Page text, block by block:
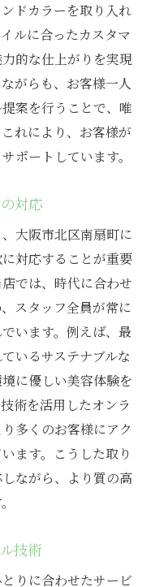
ドカラーを取り入れ
ルに合ったカスタマ
的な仕上がりを実現
がらも、お客様一人
案を行うことで、唯
れにより、お客様が
ポートしています。
対応
大阪市北区南扇町に
対応することが重要
では、時代に合わせ
スタッフ全員が常に
います。例えば、最
いるサステナブルな
に優しい美容体験を
術を活用したオンラ
多くのお客様にアク
ます。こうした取り
ながら、より質の高
技術
りに合わせたサービ